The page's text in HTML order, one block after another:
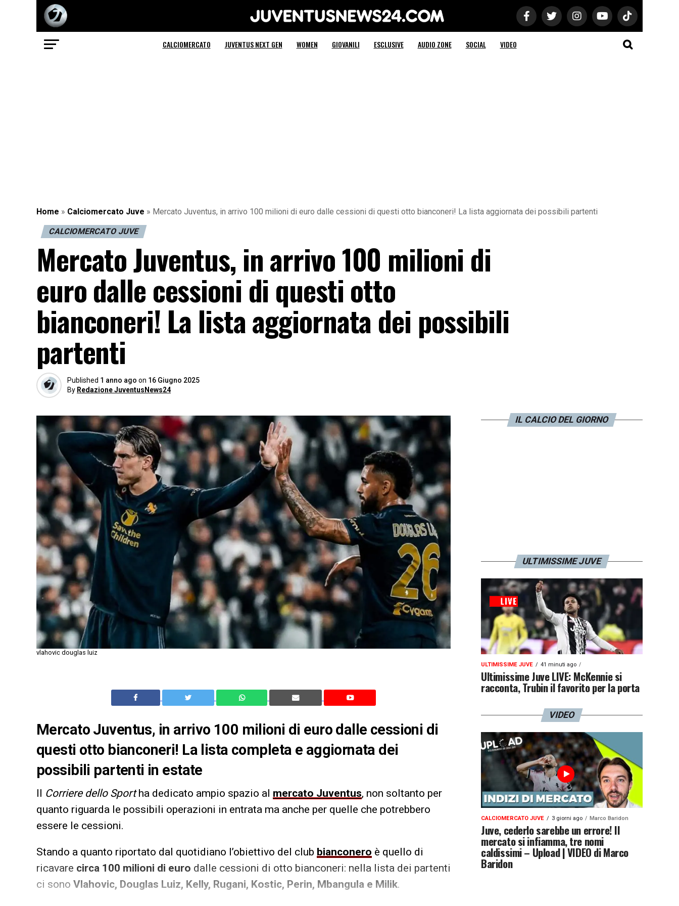
Juventus News 24
CALCIOMERCATO JUVENTUS NEXT GEN WOMEN GIOVANILI ESCLUSIVE AUDIO ZONE SOCIAL VIDEO
Home » Calciomercato Juve » Mercato Juventus, in arrivo 100 milioni di euro dalle cessioni di questi otto bianconeri! La lista aggiornata dei possibili partenti
CALCIOMERCATO JUVE
Mercato Juventus, in arrivo 100 milioni di
euro dalle cessioni di questi otto
bianconeri! La lista aggiornata dei possibili
partenti
Published 1 anno ago on 16 Giugno 2025
By Redazione JuventusNews24
vlahovic douglas luiz
Mercato Juventus, in arrivo 100 milioni di euro dalle cessioni di
questi otto bianconeri! La lista completa e aggiornata dei
possibili partenti in estate
Il Corriere dello Sportha dedicato ampio spazio al mercato Juventus, non soltanto per
quanto riguarda le possibili operazioni in entrata ma anche per quelle che potrebbero
essere le cessioni.
Stando a quanto riportato dal quotidiano l’obiettivo del club bianconero è quello di
ricavare circa 100 milioni di euro dalle cessioni di otto bianconeri: nella lista dei partenti
ci sono Vlahovic, Douglas Luiz, Kelly, Rugani, Kostic, Perin, Mbangula e Milik.
IL CALCIO DEL GIORNO
ULTIMISSIME JUVE
ULTIMISSIME JUVE 41 minuti ago
Ultimissime Juve LIVE: McKennie si
racconta, Trubin il favorito per la porta
VIDEO
CALCIOMERCATO JUVE 3 giorni ago Marco Baridon
Juve, cederlo sarebbe un errore! Il
mercato si infiamma, tre nomi
caldissimi – Upload | VIDEO di Marco
Baridon